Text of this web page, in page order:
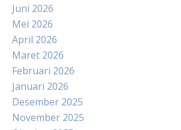
Juni 2026
Mei 2026
April 2026
Maret 2026
Februari 2026
Januari 2026
Desember 2025
November 2025